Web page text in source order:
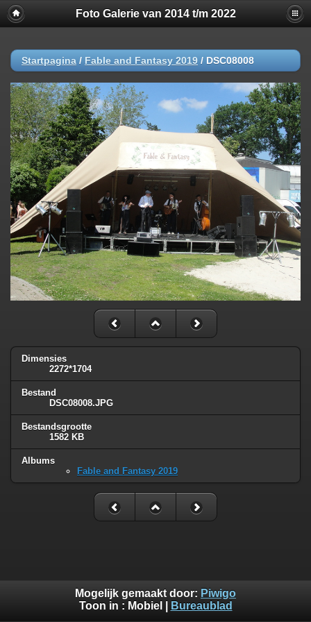
Foto Galerie van 2014 t/m 2022
Startpagina / Fable and Fantasy 2019 / DSC08008
Dimensies
2272*1704
Bestand
DSC08008.JPG
Bestandsgrootte
1582 KB
Albums
Fable and Fantasy 2019
Mogelijk gemaakt door: Piwigo
Toon in : Mobiel Bureaublad